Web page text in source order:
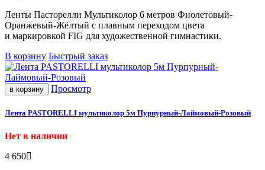
Ленты Пасторелли Мультиколор 6 метров Фиолетовый-
Оранжевый-Жёлтый с плавным переходом цвета
и маркировкой FIG для художественной гимнастики.
В корзину Быстрый заказ
в корзину Просмотр
Лента PASTORELLI мультиколор 5м Пурпурный-Лаймовый-Розовый
Нет в наличии
4 650